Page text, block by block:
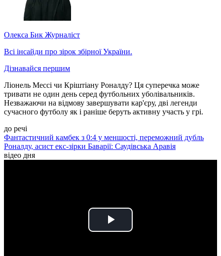
Олекса Бик Журналіст
Всі інсайди про зірок збірної України.
Дізнавайся першим
Ліонель Мессі чи Кріштіану Роналду? Ця суперечка може
тривати не один день серед футбольних уболівальників.
Незважаючи на відмову завершувати кар'єру, дві легенди
сучасного футболу як і раніше беруть активну участь у грі.
до речі
Фантастичний камбек з 0:4 у меншості, переможний дубль
Роналду, асист екс-зірки Баварії: Саудівська Аравія
відео дня
Play